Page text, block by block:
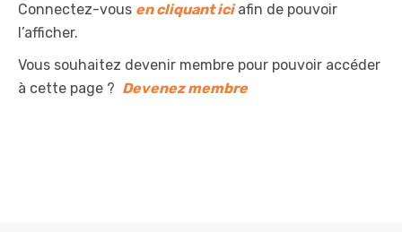
Connectez-vous en cliquant iciafin de pouvoir
l’afficher.
Vous souhaitez devenir membre pour pouvoir accéder
à cette page ? Devenez membre